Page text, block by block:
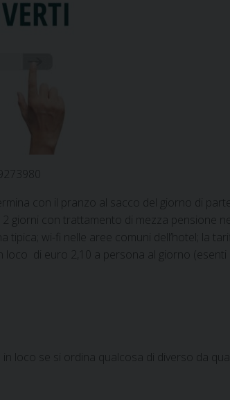
con il pranzo al sacco del giorno di
con trattamento di mezza pensione
tipica; wi-fi nelle aree comuni dell’hotel; la
loco di euro 2,10 a persona al giorno (esenti
loco se si ordina qualcosa di diverso da